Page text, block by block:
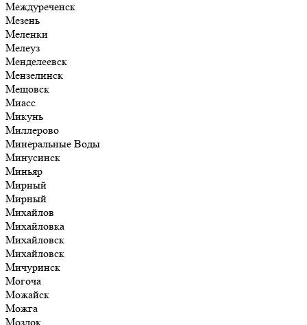
Междуреченск
Мезень
Меленки
Мелеуз
Менделеевск
Мензелинск
Мещовск
Миасс
Микунь
Миллерово
Минеральные Воды
Минусинск
Миньяр
Мирный
Мирный
Михайлов
Михайловка
Михайловск
Михайловск
Мичуринск
Могоча
Можайск
Можга
Моздок